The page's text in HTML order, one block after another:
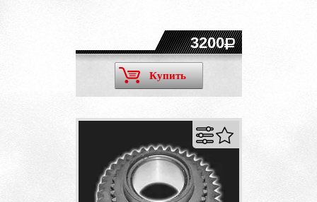
3200
Купить